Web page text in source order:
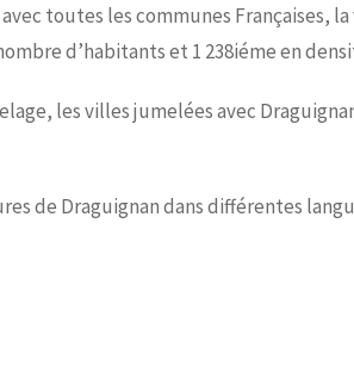
toutes les communes Françaises,
d’habitants et 1 238iéme en
les villes jumelées avec
de Draguignan dans différentes